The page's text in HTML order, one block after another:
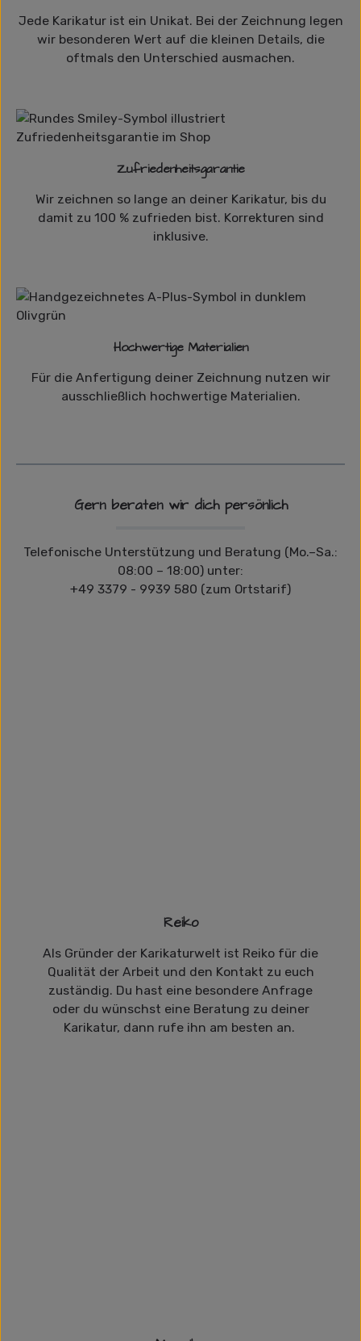
Jede Karikatur ist ein Unikat. Bei der Zeichnung legen
wir besonderen Wert auf die kleinen Details, die
oftmals den Unterschied ausmachen.
Zufriedenheitsgarantie
Wir zeichnen so lange an deiner Karikatur, bis du
damit zu 100 % zufrieden bist. Korrekturen sind
inklusive.
Hochwertige Materialien
Für die Anfertigung deiner Zeichnung nutzen wir
ausschließlich hochwertige Materialien.
Gern beraten wir dich persönlich
Telefonische Unterstützung und Beratung (Mo.–Sa.:
08:00 – 18:00) unter:
+49 3379 - 9939 580 (zum Ortstarif)
Reiko
Als Gründer der Karikaturwelt ist Reiko für die
Qualität der Arbeit und den Kontakt zu euch
zuständig. Du hast eine besondere Anfrage
oder du wünschst eine Beratung zu deiner
Karikatur, dann rufe ihn am besten an.